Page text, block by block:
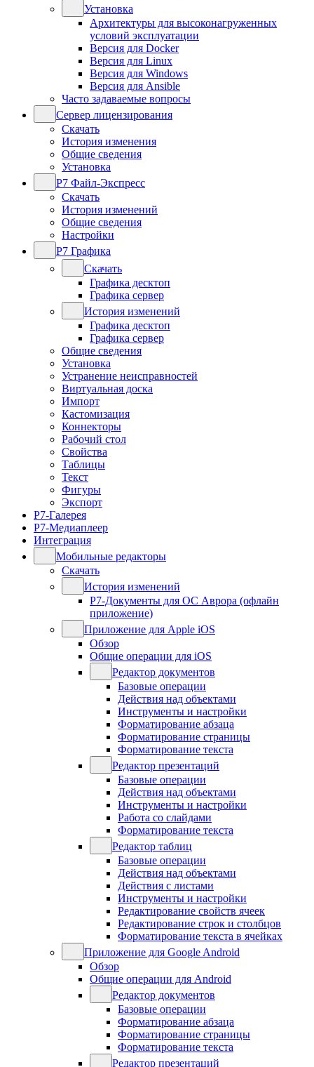
Установка
Архитектуры для высоконагруженных
условий эксплуатации
Версия для Docker
Версия для Linux
Версия для Windows
Версия для Ansible
Часто задаваемые вопросы
Сервер лицензирования
Скачать
История изменения
Общие сведения
Установка
Р7 Файл-Экспресс
Скачать
История изменений
Общие сведения
Настройки
Р7 Графика
Скачать
Графика десктоп
Графика сервер
История изменений
Графика десктоп
Графика сервер
Общие сведения
Установка
Устранение неисправностей
Виртуальная доска
Импорт
Кастомизация
Коннекторы
Рабочий стол
Свойства
Таблицы
Текст
Фигуры
Экспорт
Р7-Галерея
Р7-Медиаплеер
Интеграция
Мобильные редакторы
Скачать
История изменений
Р7-Документы для ОС Аврора (офлайн
приложение)
Приложение для Apple iOS
Обзор
Общие операции для iOS
Редактор документов
Базовые операции
Действия над объектами
Инструменты и настройки
Форматирование абзаца
Форматирование страницы
Форматирование текста
Редактор презентаций
Базовые операции
Действия над объектами
Инструменты и настройки
Работа со слайдами
Форматирование текста
Редактор таблиц
Базовые операции
Действия над объектами
Действия с листами
Инструменты и настройки
Редактирование свойств ячеек
Редактирование строк и столбцов
Форматирование текста в ячейках
Приложение для Google Android
Обзор
Общие операции для Android
Редактор документов
Базовые операции
Форматирование абзаца
Форматирование страницы
Форматирование текста
Редактор презентаций